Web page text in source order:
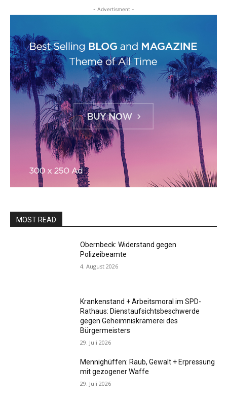
- Advertisment -
MOST READ
Obernbeck: Widerstand gegen
Polizeibeamte
4. August 2026
Krankenstand + Arbeitsmoral im SPD-
Rathaus: Dienstaufsichtsbeschwerde
gegen Geheimniskrämerei des
Bürgermeisters
29. Juli 2026
Mennighüffen: Raub, Gewalt + Erpressung
mit gezogener Waffe
29. Juli 2026